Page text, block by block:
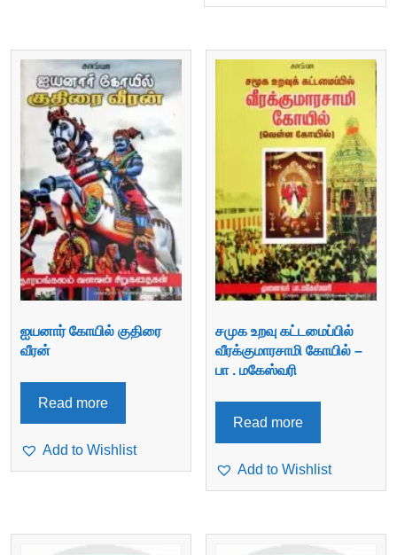
ஐயனார் கோயில் குதிரை
வீரன்
Read more
Add to Wishlist
சமுக உறவு கட்டமைப்பில்
வீரக்குமாரசாமி கோயில் –
பா . மகேஸ்வரி
Read more
Add to Wishlist